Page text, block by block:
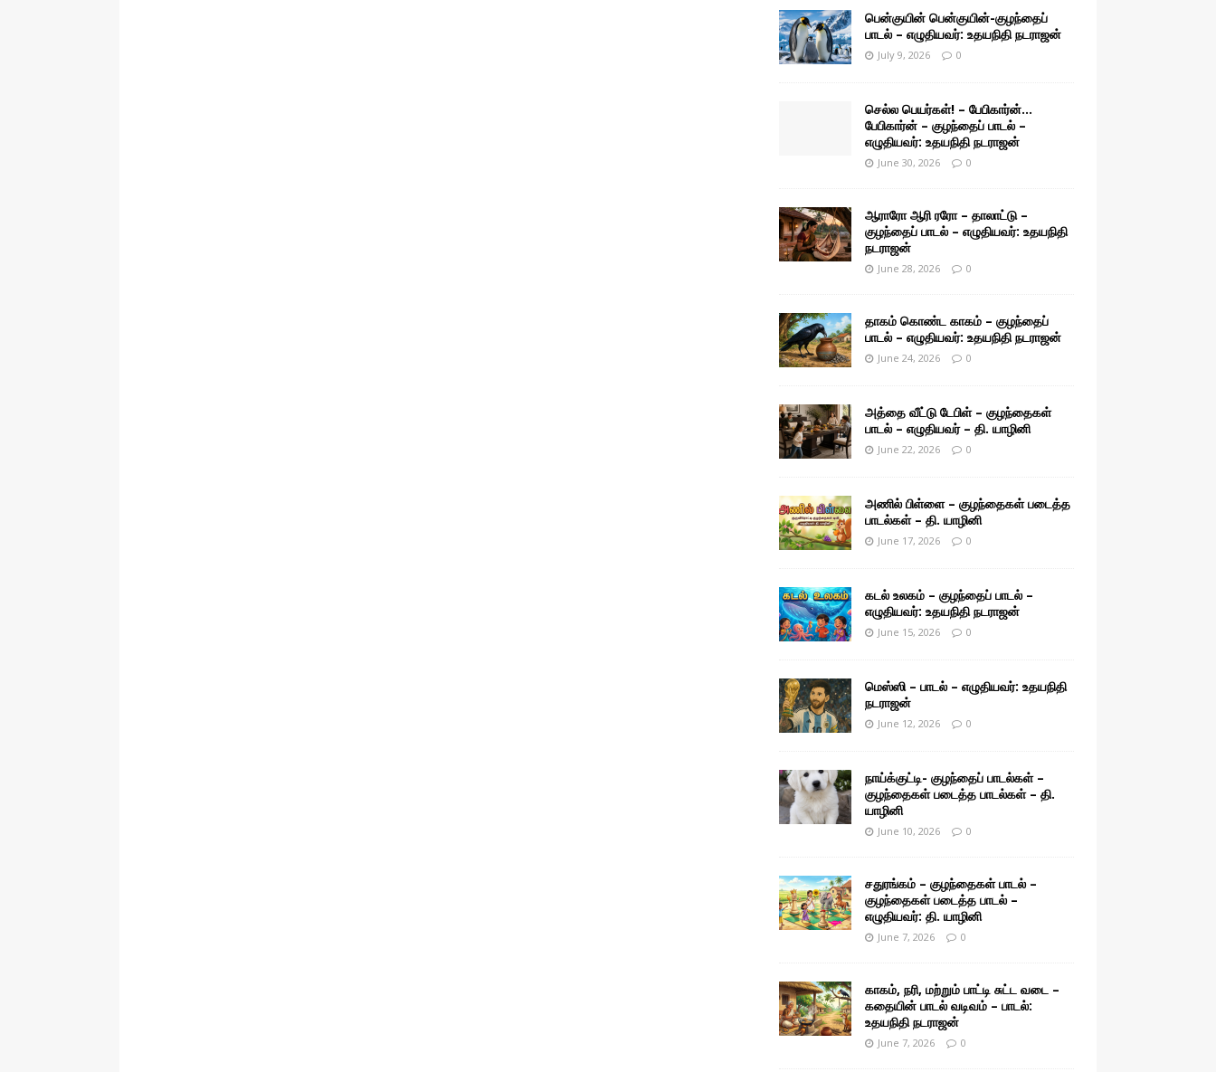
பென்குயின் பென்குயின்-குழந்தைப்
பாடல் – எழுதியவர்: உதயநிதி நடராஜன்
July 9, 2026 0
செல்ல பெயர்கள்! – பேபிகார்ன்…
பேபிகார்ன் – குழந்தைப் பாடல் –
எழுதியவர்: உதயநிதி நடராஜன்
June 30, 2026 0
ஆராரோ ஆரி ரரோ – தாலாட்டு –
குழந்தைப் பாடல் – எழுதியவர்: உதயநிதி
நடராஜன்
June 28, 2026 0
தாகம் கொண்ட காகம் – குழந்தைப்
பாடல் – எழுதியவர்: உதயநிதி நடராஜன்
June 24, 2026 0
அத்தை வீட்டு டேபிள் – குழந்தைகள்
பாடல் – எழுதியவர் – தி. யாழினி
June 22, 2026 0
அணில் பிள்ளை – குழந்தைகள் படைத்த
பாடல்கள் – தி. யாழினி
June 17, 2026 0
கடல் உலகம் – குழந்தைப் பாடல் –
எழுதியவர்: உதயநிதி நடராஜன்
June 15, 2026 0
மெஸ்ஸி – பாடல் – எழுதியவர்: உதயநிதி
நடராஜன்
June 12, 2026 0
நாய்க்குட்டி- குழந்தைப் பாடல்கள் –
குழந்தைகள் படைத்த பாடல்கள் – தி.
யாழினி
June 10, 2026 0
சதுரங்கம் – குழந்தைகள் பாடல் –
குழந்தைகள் படைத்த பாடல் –
எழுதியவர்: தி. யாழினி
June 7, 2026 0
காகம், நரி, மற்றும் பாட்டி சுட்ட வடை –
கதையின் பாடல் வடிவம் – பாடல்:
உதயநிதி நடராஜன்
June 7, 2026 0